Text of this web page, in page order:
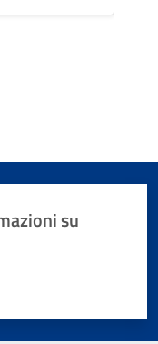
su